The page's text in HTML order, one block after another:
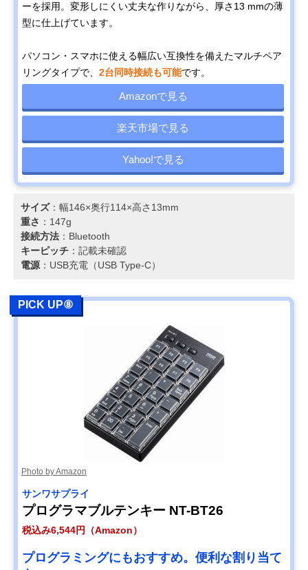
ーを採用。変形しにくい丈夫な作りながら、厚さ13 mmの薄
型に仕上げています。
パソコン・スマホに使える幅広い互換性を備えたマルチペア
リングタイプで、 2台同時接続も可能です。
Amazonで見る
楽天市場で見る
Yahoo!で見る
サイズ：幅146×奥行114×高さ13mm
重さ ：147g
接続方法 ：Bluetooth
キーピッチ ：記載未確認
電源 ：USB充電（USB Type-C）
PICK UP⑧
Photo by Amazon
サンワサプライ
プログラマブルテンキー NT-BT26
税込み6,544円（Amazon）
プログラミングにもおすすめ。便利な割り当て